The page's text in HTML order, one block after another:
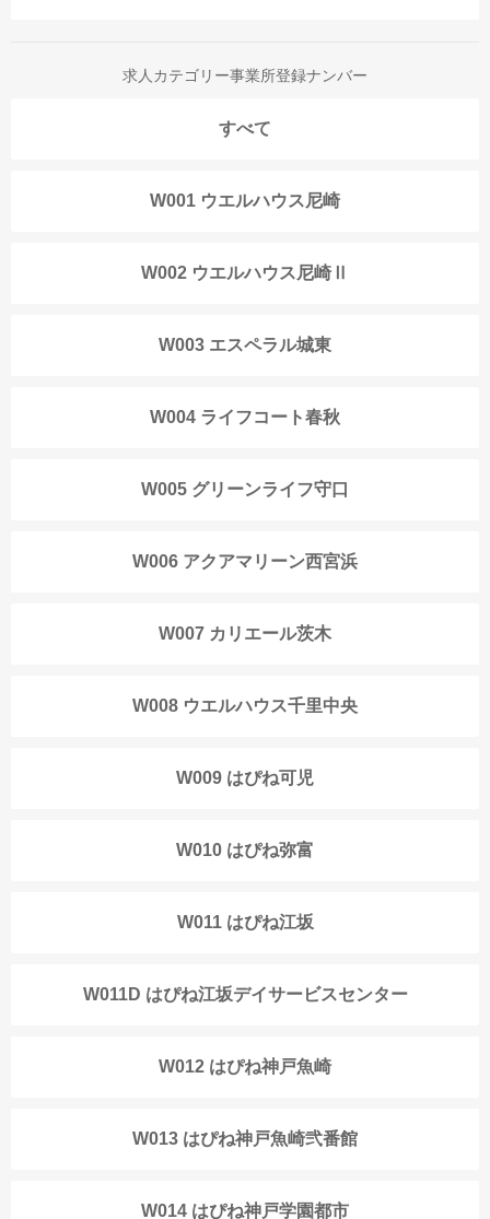
求人カテゴリー事業所登録ナンバー
すべて
W001 ウエルハウス尼崎
W002 ウエルハウス尼崎Ⅱ
W003 エスペラル城東
W004 ライフコート春秋
W005 グリーンライフ守口
W006 アクアマリーン西宮浜
W007 カリエール茨木
W008 ウエルハウス千里中央
W009 はぴね可児
W010 はぴね弥富
W011 はぴね江坂
W011D はぴね江坂デイサービスセンター
W012 はぴね神戸魚崎
W013 はぴね神戸魚崎弐番館
W014 はぴね神戸学園都市